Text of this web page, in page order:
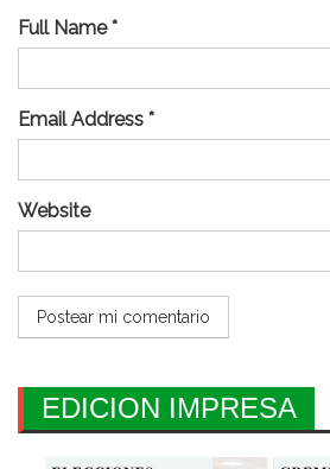
Full Name *
Email Address *
Website
EDICION IMPRESA